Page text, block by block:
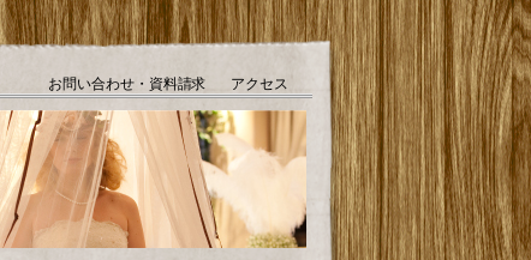
お問い合わせ・資料請求 アクセス